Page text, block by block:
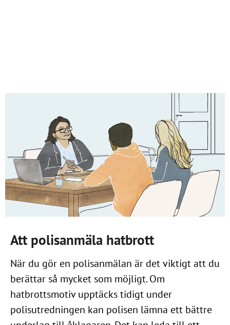
Att polisanmäla hatbrott
När du gör en polisanmälan är det viktigt att du
berättar så mycket som möjligt. Om
hatbrottsmotiv upptäcks tidigt under
polisutredningen kan polisen lämna ett bättre